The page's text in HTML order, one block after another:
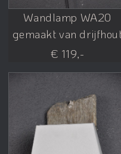
Wandlamp WA20
gemaakt van
€ 119,-